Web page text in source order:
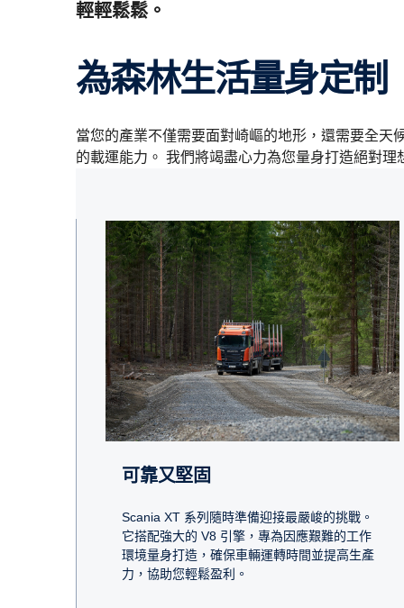
輕輕鬆鬆。
為森林生活量身定制
當您的產業不僅需要面對崎嶇的地形，還需要全天
的載運能力。 我們將竭盡心力為您量身打造絕對理
可靠又堅固
Scania XT 系列隨時準備迎接最嚴峻的挑戰。
它搭配強大的 V8 引擎，專為因應艱難的工作
環境量身打造，確保車輛運轉時間並提高生產
力，協助您輕鬆盈利。